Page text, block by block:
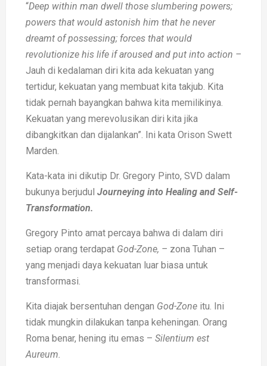
“Deep within man dwell those slumbering powers;
powers that would astonish him that he never
dreamt of possessing; forces that would
revolutionize his life if aroused and put into action –
Jauh di kedalaman diri kita ada kekuatan yang
tertidur, kekuatan yang membuat kita takjub. Kita
tidak pernah bayangkan bahwa kita memilikinya.
Kekuatan yang merevolusikan diri kita jika
dibangkitkan dan dijalankan”. Ini kata Orison Swett
Marden.
Kata-kata ini dikutip Dr. Gregory Pinto, SVD dalam
bukunya berjudul Journeying into Healing and Self-
Transformation.
Gregory Pinto amat percaya bahwa di dalam diri
setiap orang terdapat God-Zone, – zona Tuhan –
yang menjadi daya kekuatan luar biasa untuk
transformasi.
Kita diajak bersentuhan dengan God-Zone itu. Ini
tidak mungkin dilakukan tanpa keheningan. Orang
Roma benar, hening itu emas – Silentium est
Aureum.